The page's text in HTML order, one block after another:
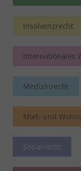
Insolvenzrecht
Internationales
Medizinrecht
Miet- und
Sozialrecht